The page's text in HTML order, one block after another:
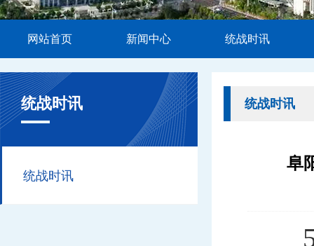
网站首页 新闻中心 统战时讯
统战时讯
阜
5月
统战时讯
统战时讯